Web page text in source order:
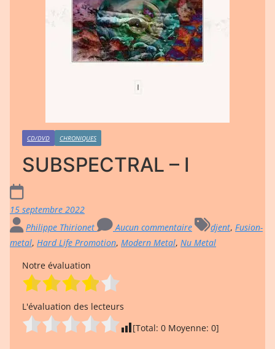
CD/DVD CHRONIQUES
SUBSPECTRAL – I
15 septembre 2022
Philippe Thirionet
Aucun commentaire djent, Fusion-
metal, Hard Life Promotion, Modern Metal, Nu Metal
Notre évaluation
L'évaluation des lecteurs
[Total: 0 Moyenne: 0]